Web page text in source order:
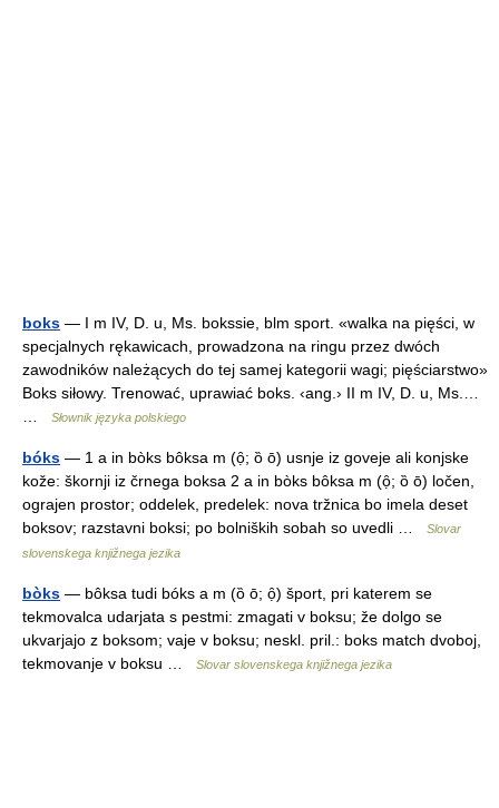
boks — I m IV, D. u, Ms. bokssie, blm sport. «walka na pięści, w
specjalnych rękawicach, prowadzona na ringu przez dwóch
zawodników należących do tej samej kategorii wagi; pięściarstwo»
Boks siłowy. Trenować, uprawiać boks. ‹ang.› II m IV, D. u, Ms.…
Słownik języka polskiego
bóks — 1 a in bòks bôksa m (ọ̑; ȍ ō) usnje iz goveje ali konjske
kože: škornji iz črnega boksa 2 a in bòks bôksa m (ọ̑; ȍ ō) ločen,
ograjen prostor; oddelek, predelek: nova tržnica bo imela deset
boksov; razstavni boksi; po bolniških sobah so uvedli …
Slovar
slovenskega knjižnega jezika
bòks — bôksa tudi bóks a m (ȍ ō; ọ̑) šport, pri katerem se
tekmovalca udarjata s pestmi: zmagati v boksu; že dolgo se
ukvarjajo z boksom; vaje v boksu; neskl. pril.: boks match dvoboj,
tekmovanje v boksu …
Slovar slovenskega knjižnega jezika